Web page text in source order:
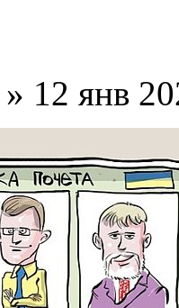
» 12 янв